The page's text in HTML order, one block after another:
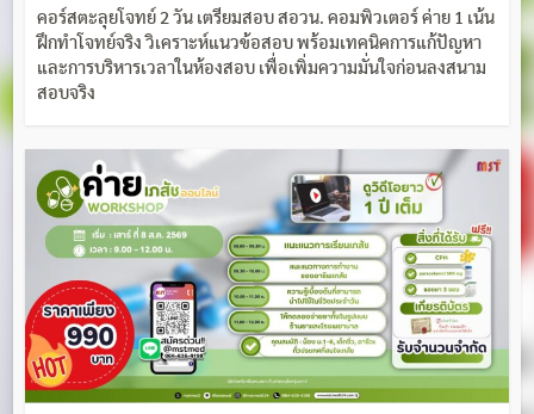
คอร์สตะลุยโจทย์ 2 วัน เตรียมสอบ สอวน. คอมพิวเตอร์ ค่าย 1 เน้น
ฝึกทำโจทย์จริง วิเคราะห์แนวข้อสอบ พร้อมเทคนิคการแก้ปัญหา
และการบริหารเวลาในห้องสอบ เพื่อเพิ่มความมั่นใจก่อนลงสนาม
สอบจริง